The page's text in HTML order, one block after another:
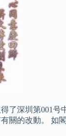
了深圳第001
關的改動。 如